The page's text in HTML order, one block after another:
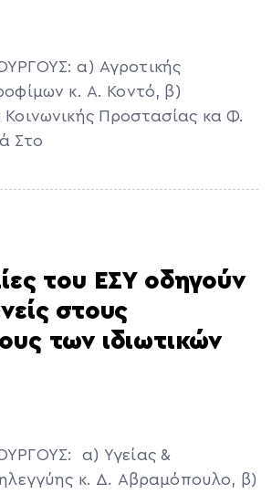
α) Αγροτικής
κ. Α. Κοντό, β)
Προστασίας κα Φ.
Στο
του ΕΣΥ οδηγούν
στους
των ιδιωτικών
α) Υγείας &
κ. Δ. Αβραμόπουλο, β)